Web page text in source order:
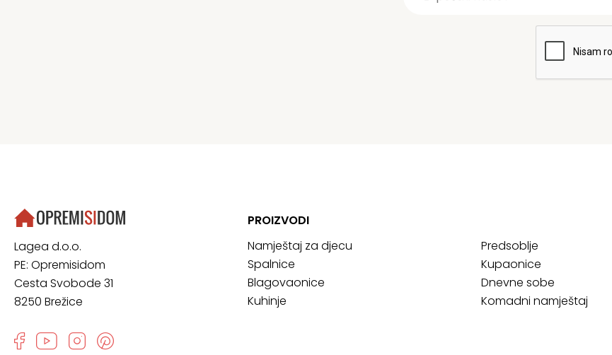
Lagea d.o.o.
PE: Opremisidom
Cesta Svobode 31
8250 Brežice
PROIZVODI
Namještaj za djecu
Spalnice
Blagovaonice
Kuhinje
Predsoblje
Kupaonice
Dnevne sobe
Komadni namještaj